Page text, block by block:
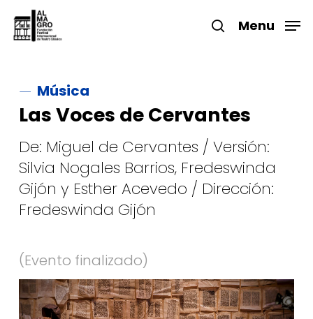
main
search
Menu
Música
Las Voces de Cervantes
De: Miguel de Cervantes / Versión:
Silvia Nogales Barrios, Fredeswinda
Gijón y Esther Acevedo / Dirección:
Fredeswinda Gijón